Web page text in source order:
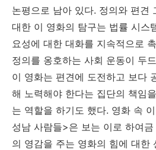
논평으로 남아 있다. 정의와 편견
대한 이 영화의 탐구는 법률 시스
요성에 대한 대화를 지속적으로
정의를 옹호하는 사회 운동이 두
이 영화는 편견에 도전하고 보다
해 노력해야 한다는 집단의 책임
는 역할을 하기도 했다. 영화 속
성남 사람들>은 보는 이로 하여
의 영감을 주는 영화의 힘에 대한